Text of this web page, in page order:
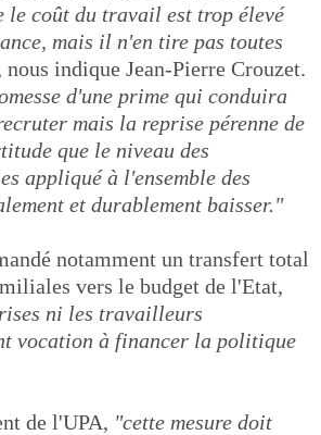
le coût du travail est trop élevé
mais il n'en tire pas toutes
nous indique Jean-Pierre Crouzet.
d'une prime qui conduira
mais la reprise pérenne de
que le niveau des
appliqué à l'ensemble des
et durablement baisser."
notamment un transfert total
vers le budget de l'Etat,
ni les travailleurs
vocation à financer la politique
de l'UPA, "cette mesure doit